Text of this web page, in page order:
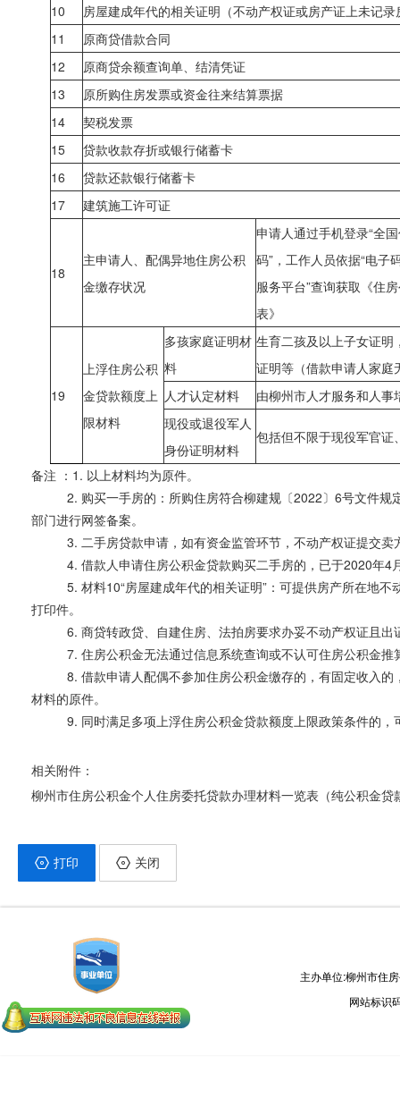
10
房屋建成年代的相关证明（不动产权证或房产证上未记
11
原商贷借款合同
12
原商贷余额查询单、结清凭证
13
原所购住房发票或资金往来结算票据
14
契税发票
15
贷款收款存折或银行储蓄卡
16
贷款还款银行储蓄卡
17
建筑施工许可证
18
主申请人、配偶异地住房公积
金缴存状况
申请人通过手机登录“全
码”，工作人员依据“电子
服务平台”查询获取《住
表》
19
上浮住房公积
金贷款额度上
限材料
多孩家庭证明材
料
生育二孩及以上子女证明
证明等 （借款申请人家
人才认定材料
由柳州市人才服务和人事
现役或退役军人
身份证明材料
包括但不限于现役军官证
备注 ：1. 以上材料均为原件。
2. 购买一手房的：所购住房符合柳建规〔2022〕6号文件规定
部门进行网签备案。
3. 二手房贷款申请，如有资金监管环节，不动产权证提交卖
4. 借款人申请住房公积金贷款购买二手房的，已于2020年4月
5. 材料10“房屋建成年代的相关证明”：可提供房产所在地不
打印件。
6. 商贷转政贷、自建住房、法拍房要求办妥不动产权证且出
7. 住房公积金无法通过信息系统查询或不认可住房公积金推
8. 借款申请人配偶不参加住房公积金缴存的，有固定收入的
材料的原件。
9. 同时满足多项上浮住房公积金贷款额度上限政策条件的，
相关附件：
柳州市住房公积金个人住房委托贷款办理材料一览表（纯公积金贷
打印 关闭
主办单位:柳州市住
网站标识